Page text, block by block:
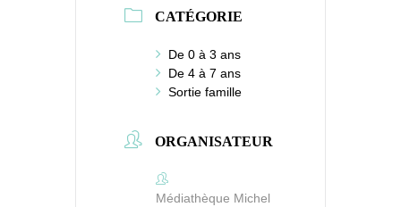
CATÉGORIE
De 0 à 3 ans
De 4 à 7 ans
Sortie famille
ORGANISATEUR
Médiathèque Michel